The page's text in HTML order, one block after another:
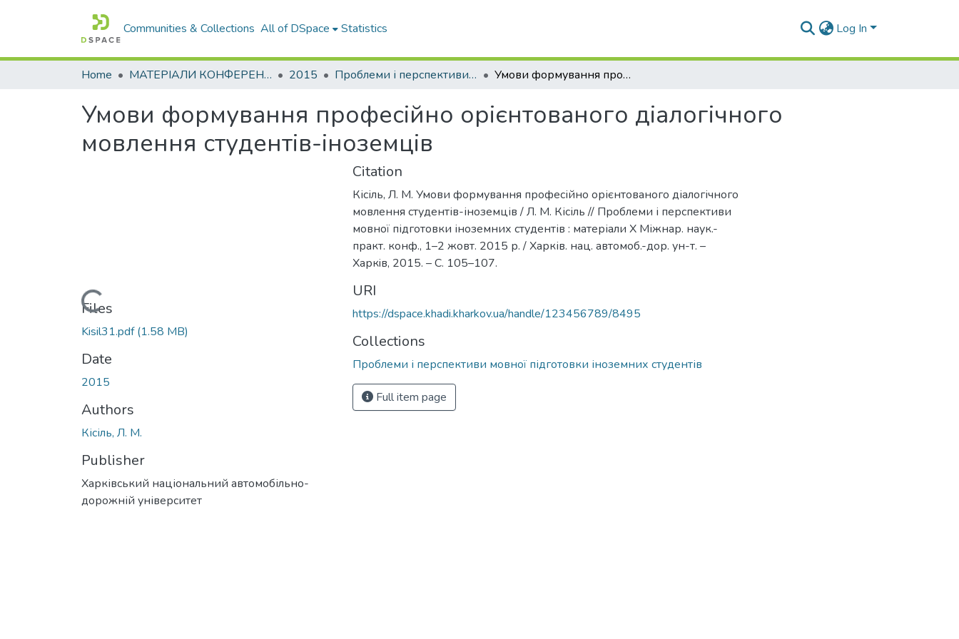
Communities & Collections All of DSpace Statistics Log In
Home МАТЕРІАЛИ КОНФЕРЕНЦІЙ 2015 Проблеми і перспективи мовної підготовки іноземних студентів Умови формування професійно орієнтованого діалогічного мовлення студентів-іноземців
Умови формування професійно орієнтованого діалогічного
мовлення студентів-іноземців
Loading...
Files
Kisil31.pdf(1.58 MB)
Date
2015
Authors
Кісіль, Л. М.
Publisher
Харківський національний автомобільно-
дорожній університет
Citation
Кісіль, Л. М. Умови формування професійно орієнтованого діалогічного
мовлення студентів-іноземців / Л. М. Кісіль // Проблеми і перспективи
мовної підготовки іноземних студентів : матеріали Х Міжнар. наук.-
практ. конф., 1–2 жовт. 2015 р. / Харків. нац. автомоб.-дор. ун-т. –
Харкiв, 2015. – С. 105–107.
URI
https://dspace.khadi.kharkov.ua/handle/123456789/8495
Collections
Проблеми і перспективи мовної підготовки іноземних студентів
Full item page